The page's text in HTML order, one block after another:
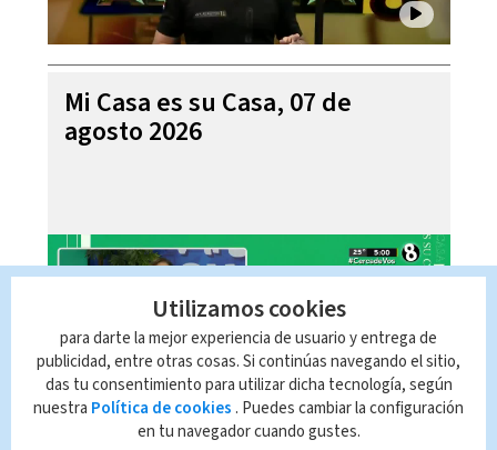
Mi Casa es su Casa, 07 de
agosto 2026
Utilizamos cookies
para darte la mejor experiencia de usuario y entrega de
publicidad, entre otras cosas. Si continúas navegando el sitio,
das tu consentimiento para utilizar dicha tecnología, según
nuestra Política de cookies . Puedes cambiar la configuración
en tu navegador cuando gustes.